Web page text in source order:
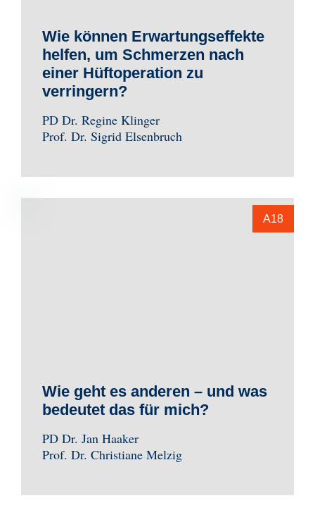
Wie können Erwartungseffekte
helfen, um Schmerzen nach
einer Hüftoperation zu
verringern?
PD Dr. Regine Klinger
Prof. Dr. Sigrid Elsenbruch
A18
Wie geht es anderen – und was
bedeutet das für mich?
PD Dr. Jan Haaker
Prof. Dr. Christiane Melzig